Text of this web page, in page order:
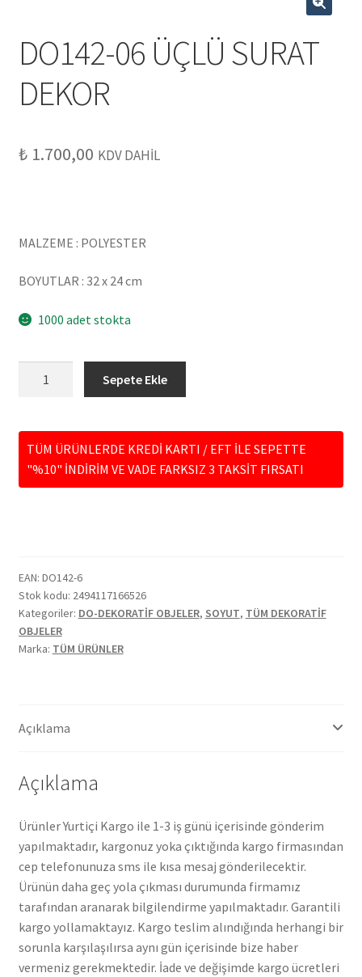
DO142-06 ÜÇLÜ SURAT
DEKOR
₺1.700,00 KDV DAHİL
MALZEME : POLYESTER
BOYUTLAR : 32 x 24 cm
1000 adet stokta
SURAT
DEKOR
adet
Sepete Ekle
TÜM ÜRÜNLERDE KREDİ KARTI / EFT İLE SEPETTE
"%10" İNDİRİM VE VADE FARKSIZ 3 TAKSİT FIRSATI
EAN: DO142-6
Stok kodu: 2494117166526
Kategoriler: DO-DEKORATİF OBJELER, SOYUT, TÜM DEKORATİF
OBJELER
Marka: TÜM ÜRÜNLER
Açıklama
Açıklama
Ürünler Yurtiçi Kargo ile 1-3 iş günü içerisinde gönderim
yapılmaktadır, kargonuz yoka çıktığında kargo firmasından
cep telefonunuza sms ile kısa mesaj gönderilecektir.
Ürünün daha geç yola çıkması durumunda firmamız
tarafından aranarak bilgilendirme yapılmaktadır. Garantili
kargo yollamaktayız. Kargo teslim alındığında herhangi bir
sorunla karşılaşılırsa aynı gün içerisinde bize haber
vermeniz gerekmektedir. İade ve değişimde kargo ücretleri